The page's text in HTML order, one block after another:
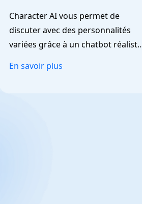
Character AI vous permet de
discuter avec des personnalités
variées grâce à un chatbot réaliste
En savoir plus